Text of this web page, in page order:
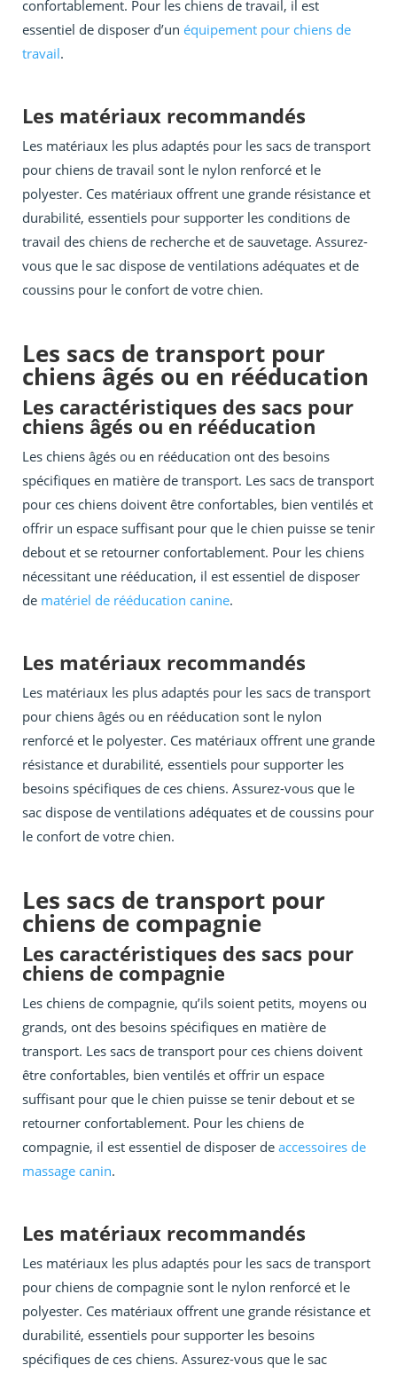
confortablement. Pour les chiens de travail, il est
essentiel de disposer d’un équipement pour chiens de
travail.
Les matériaux recommandés
Les matériaux les plus adaptés pour les sacs de transport
pour chiens de travail sont le nylon renforcé et le
polyester. Ces matériaux offrent une grande résistance et
durabilité, essentiels pour supporter les conditions de
travail des chiens de recherche et de sauvetage. Assurez-
vous que le sac dispose de ventilations adéquates et de
coussins pour le confort de votre chien.
Les sacs de transport pour
chiens âgés ou en rééducation
Les caractéristiques des sacs pour
chiens âgés ou en rééducation
Les chiens âgés ou en rééducation ont des besoins
spécifiques en matière de transport. Les sacs de transport
pour ces chiens doivent être confortables, bien ventilés et
offrir un espace suffisant pour que le chien puisse se tenir
debout et se retourner confortablement. Pour les chiens
nécessitant une rééducation, il est essentiel de disposer
de matériel de rééducation canine.
Les matériaux recommandés
Les matériaux les plus adaptés pour les sacs de transport
pour chiens âgés ou en rééducation sont le nylon
renforcé et le polyester. Ces matériaux offrent une grande
résistance et durabilité, essentiels pour supporter les
besoins spécifiques de ces chiens. Assurez-vous que le
sac dispose de ventilations adéquates et de coussins pour
le confort de votre chien.
Les sacs de transport pour
chiens de compagnie
Les caractéristiques des sacs pour
chiens de compagnie
Les chiens de compagnie, qu’ils soient petits, moyens ou
grands, ont des besoins spécifiques en matière de
transport. Les sacs de transport pour ces chiens doivent
être confortables, bien ventilés et offrir un espace
suffisant pour que le chien puisse se tenir debout et se
retourner confortablement. Pour les chiens de
compagnie, il est essentiel de disposer de accessoires de
massage canin.
Les matériaux recommandés
Les matériaux les plus adaptés pour les sacs de transport
pour chiens de compagnie sont le nylon renforcé et le
polyester. Ces matériaux offrent une grande résistance et
durabilité, essentiels pour supporter les besoins
spécifiques de ces chiens. Assurez-vous que le sac